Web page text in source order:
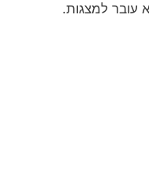
עובר למצגות.